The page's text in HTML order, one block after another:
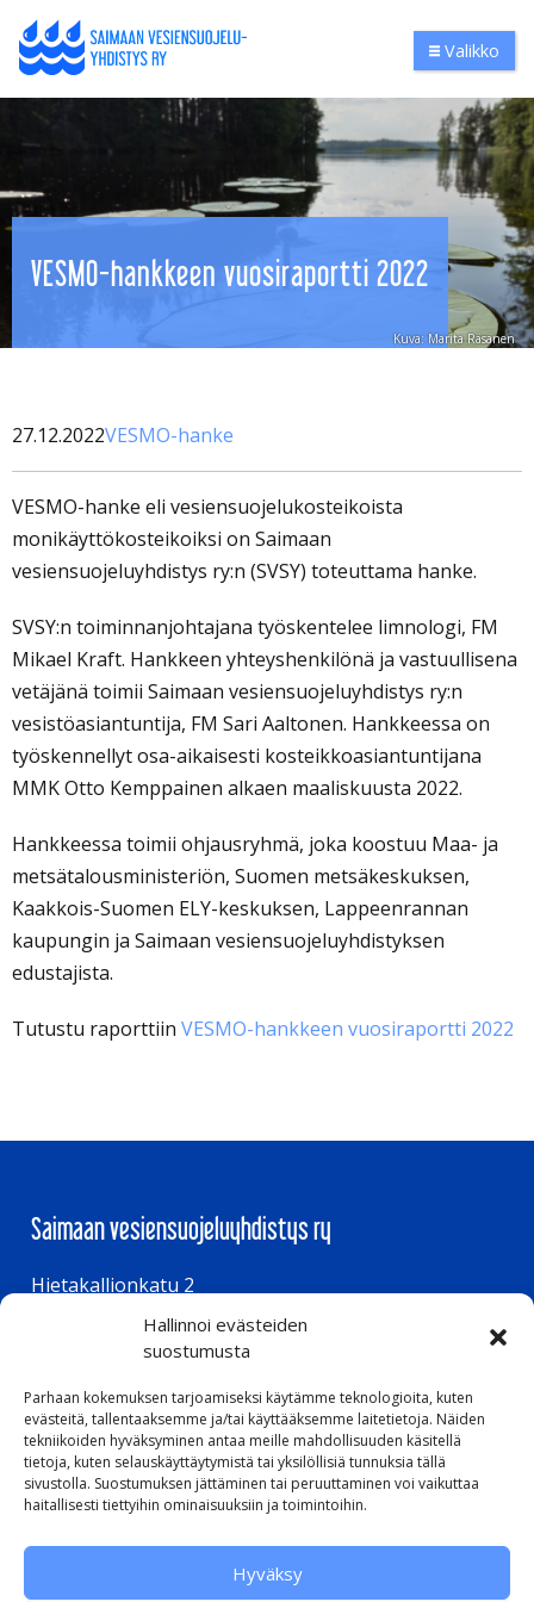
Hallinnoi evästeiden
suostumusta
Parhaan kokemuksen tarjoamiseksi käytämme teknologioita, kuten
evästeitä, tallentaaksemme ja/tai käyttääksemme laitetietoja. Näiden
tekniikoiden hyväksyminen antaa meille mahdollisuuden käsitellä
tietoja, kuten selauskäyttäytymistä tai yksilöllisiä tunnuksia tällä
sivustolla. Suostumuksen jättäminen tai peruuttaminen voi vaikuttaa
haitallisesti tiettyihin ominaisuuksiin ja toimintoihin.
Hyväksy
Valikko
VESMO-hankkeen vuosiraportti 2022
Kuva: Marita Räsänen
27.12.2022VESMO-hanke
VESMO-hanke eli vesiensuojelukosteikoista
monikäyttökosteikoiksi on Saimaan
vesiensuojeluyhdistys ry:n (SVSY) toteuttama hanke.
SVSY:n toiminnanjohtajana työskentelee limnologi, FM
Mikael Kraft. Hankkeen yhteyshenkilönä ja vastuullisena
vetäjänä toimii Saimaan vesiensuojeluyhdistys ry:n
vesistöasiantuntija, FM Sari Aaltonen. Hankkeessa on
työskennellyt osa-aikaisesti kosteikkoasiantuntijana
MMK Otto Kemppainen alkaen maaliskuusta 2022.
Hankkeessa toimii ohjausryhmä, joka koostuu Maa- ja
metsätalousministeriön, Suomen metsäkeskuksen,
Kaakkois-Suomen ELY-keskuksen, Lappeenrannan
kaupungin ja Saimaan vesiensuojeluyhdistyksen
edustajista.
Tutustu raporttiin VESMO-hankkeen vuosiraportti 2022
Saimaan vesiensuojeluyhdistys ry
Hietakallionkatu 2
53850 Lappeenranta
Aukioloajat
ma – to klo 8.00 – 16.00
pe klo 8.00 – 15.00